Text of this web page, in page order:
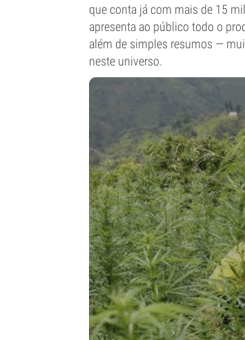
que conta já com mais de 15
apresenta ao público todo o
além de simples resumos —
neste universo.